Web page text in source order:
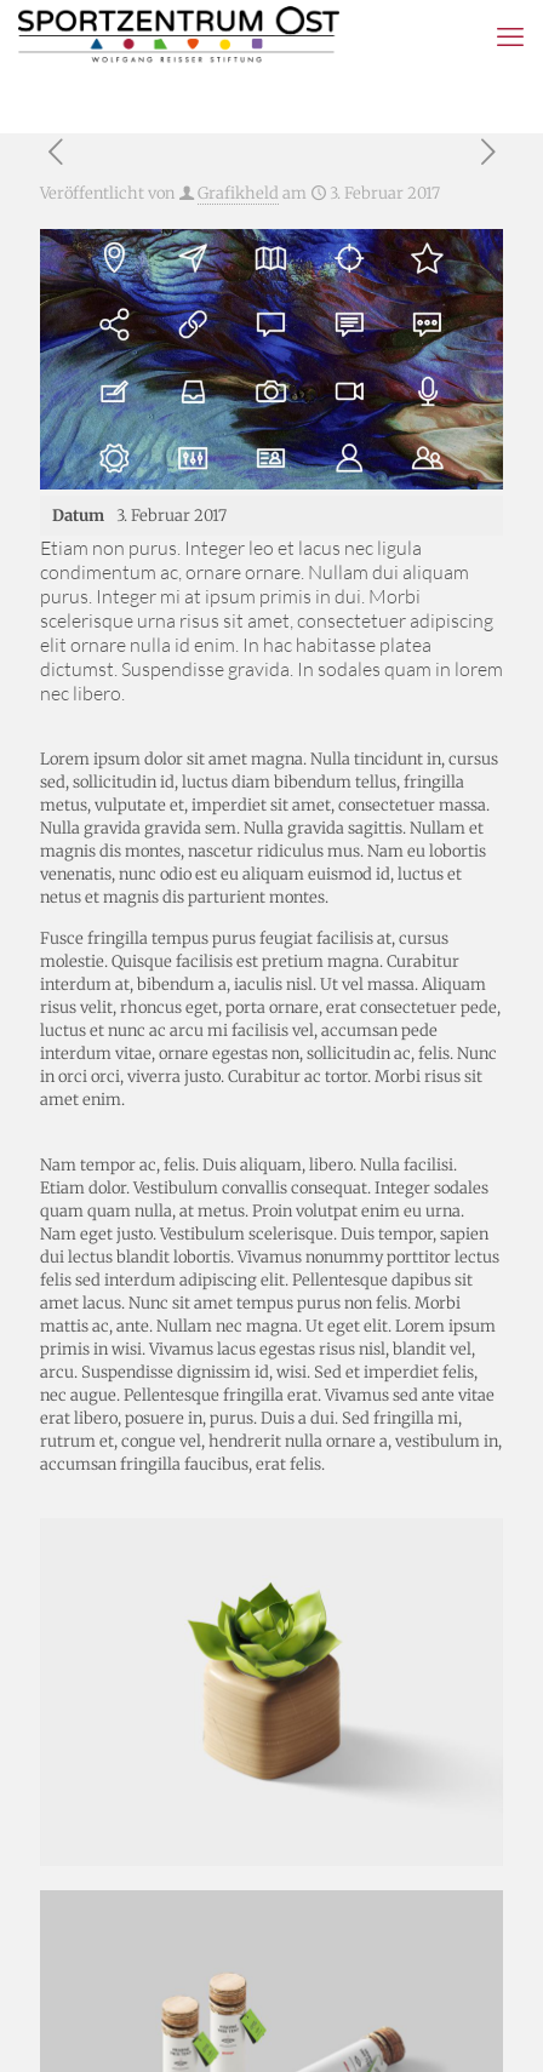
Veröffentlicht von Grafikheld am 3. Februar 2017
Datum 3. Februar 2017
Etiam non purus. Integer leo et lacus nec ligula
condimentum ac, ornare ornare. Nullam dui aliquam
purus. Integer mi at ipsum primis in dui. Morbi
scelerisque urna risus sit amet, consectetuer adipiscing
elit ornare nulla id enim. In hac habitasse platea
dictumst. Suspendisse gravida. In sodales quam in lorem
nec libero.
Lorem ipsum dolor sit amet magna. Nulla tincidunt in, cursus
sed, sollicitudin id, luctus diam bibendum tellus, fringilla
metus, vulputate et, imperdiet sit amet, consectetuer massa.
Nulla gravida gravida sem. Nulla gravida sagittis. Nullam et
magnis dis montes, nascetur ridiculus mus. Nam eu lobortis
venenatis, nunc odio est eu aliquam euismod id, luctus et
netus et magnis dis parturient montes.
Fusce fringilla tempus purus feugiat facilisis at, cursus
molestie. Quisque facilisis est pretium magna. Curabitur
interdum at, bibendum a, iaculis nisl. Ut vel massa. Aliquam
risus velit, rhoncus eget, porta ornare, erat consectetuer pede,
luctus et nunc ac arcu mi facilisis vel, accumsan pede
interdum vitae, ornare egestas non, sollicitudin ac, felis. Nunc
in orci orci, viverra justo. Curabitur ac tortor. Morbi risus sit
amet enim.
Nam tempor ac, felis. Duis aliquam, libero. Nulla facilisi.
Etiam dolor. Vestibulum convallis consequat. Integer sodales
quam quam nulla, at metus. Proin volutpat enim eu urna.
Nam eget justo. Vestibulum scelerisque. Duis tempor, sapien
dui lectus blandit lobortis. Vivamus nonummy porttitor lectus
felis sed interdum adipiscing elit. Pellentesque dapibus sit
amet lacus. Nunc sit amet tempus purus non felis. Morbi
mattis ac, ante. Nullam nec magna. Ut eget elit. Lorem ipsum
primis in wisi. Vivamus lacus egestas risus nisl, blandit vel,
arcu. Suspendisse dignissim id, wisi. Sed et imperdiet felis,
nec augue. Pellentesque fringilla erat. Vivamus sed ante vitae
erat libero, posuere in, purus. Duis a dui. Sed fringilla mi,
rutrum et, congue vel, hendrerit nulla ornare a, vestibulum in,
accumsan fringilla faucibus, erat felis.